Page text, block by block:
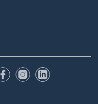
FacebookInstagram
LinkedIn